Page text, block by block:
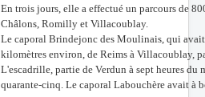
En trois jours, elle a effectué un parcours de
Châlons, Romilly et Villacoublay.
Le caporal Brindejonc des Moulinais, qui avait
kilomètres environ, de Reims à Villacoublay,
L'escadrille, partie de Verdun à sept heures du
quarante-cinq. Le caporal Labouchère avait à